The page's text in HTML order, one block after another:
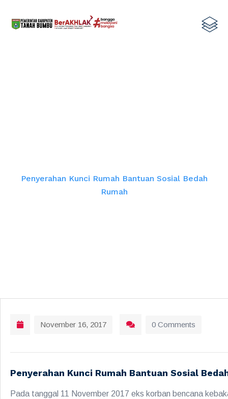
Penyerahan Kunci Rumah Bantuan Sosial Bedah
Rumah
November 16, 2017 0 Comments
Penyerahan Kunci Rumah Bantuan Sosial
Pada tanggal 11 November 2017 eks korban bencana